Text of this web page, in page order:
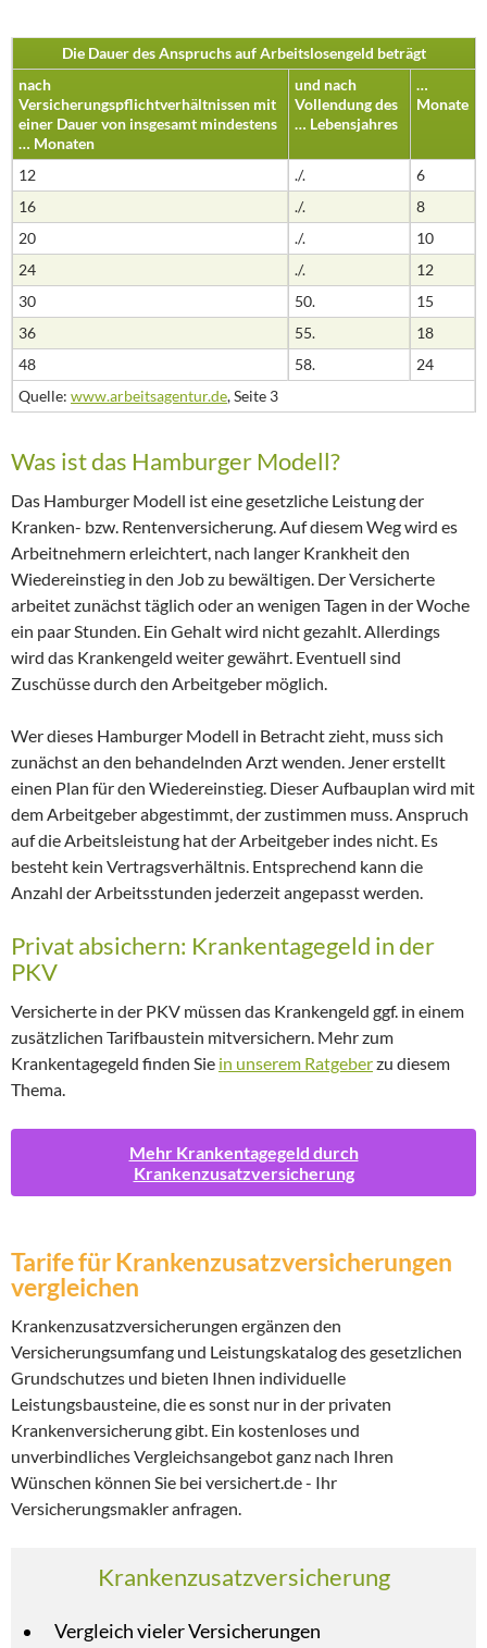
Die Dauer des Anspruchs auf Arbeitslosengeld beträgt
nach
Versicherungspflichtverhältnissen mit
einer Dauer von insgesamt mindestens
… Monaten
und nach
Vollendung des
… Lebensjahres
…
Monate
12 ./.
6
16
./.
8
20
./.
10
24
./.
12
30
50.
15
36
55.
18
48
58.
24
Quelle: www.arbeitsagentur.de, Seite 3
Was ist das Hamburger Modell?
Das Hamburger Modell ist eine gesetzliche Leistung der
Kranken- bzw. Rentenversicherung. Auf diesem Weg wird es
Arbeitnehmern erleichtert, nach langer Krankheit den
Wiedereinstieg in den Job zu bewältigen. Der Versicherte
arbeitet zunächst täglich oder an wenigen Tagen in der Woche
ein paar Stunden. Ein Gehalt wird nicht gezahlt. Allerdings
wird das Krankengeld weiter gewährt. Eventuell sind
Zuschüsse durch den Arbeitgeber möglich.
Wer dieses Hamburger Modell in Betracht zieht, muss sich
zunächst an den behandelnden Arzt wenden. Jener erstellt
einen Plan für den Wiedereinstieg. Dieser Aufbauplan wird mit
dem Arbeitgeber abgestimmt, der zustimmen muss. Anspruch
auf die Arbeitsleistung hat der Arbeitgeber indes nicht. Es
besteht kein Vertragsverhältnis. Entsprechend kann die
Anzahl der Arbeitsstunden jederzeit angepasst werden.
Privat absichern: Krankentagegeld in der
PKV
Versicherte in der PKV müssen das Krankengeld ggf. in einem
zusätzlichen Tarifbaustein mitversichern. Mehr zum
Krankentagegeld finden Sie in unserem Ratgeberzu diesem
Thema.
Mehr Krankentagegeld durch
Krankenzusatzversicherung
Tarife für Krankenzusatzversicherungen
vergleichen
Krankenzusatzversicherungen ergänzen den
Versicherungsumfang und Leistungskatalog des gesetzlichen
Grundschutzes und bieten Ihnen individuelle
Leistungsbausteine, die es sonst nur in der privaten
Krankenversicherung gibt. Ein kostenloses und
unverbindliches Vergleichsangebot ganz nach Ihren
Wünschen können Sie bei versichert.de - Ihr
Versicherungsmakler anfragen.
Krankenzusatzversicherung
Vergleich vieler Versicherungen